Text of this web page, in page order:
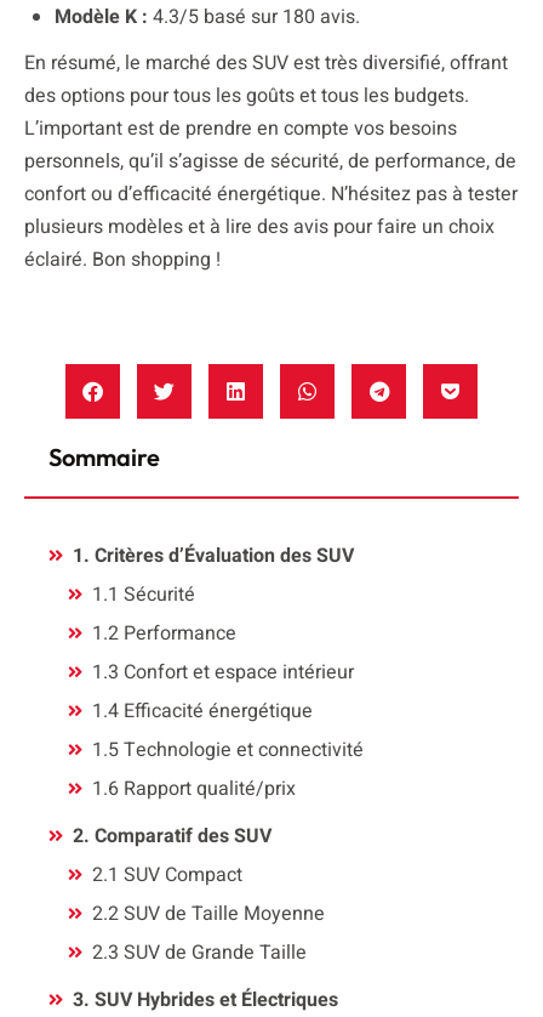
Modèle K : 4.3/5 basé sur 180 avis.
En résumé, le marché des SUV est très diversifié, offrant
des options pour tous les goûts et tous les budgets.
L’important est de prendre en compte vos besoins
personnels, qu’il s’agisse de sécurité, de performance, de
confort ou d’efficacité énergétique. N’hésitez pas à tester
plusieurs modèles et à lire des avis pour faire un choix
éclairé. Bon shopping !
Sommaire
1. Critères d’Évaluation des SUV
1.1 Sécurité
1.2 Performance
1.3 Confort et espace intérieur
1.4 Efficacité énergétique
1.5 Technologie et connectivité
1.6 Rapport qualité/prix
2. Comparatif des SUV
2.1 SUV Compact
2.2 SUV de Taille Moyenne
2.3 SUV de Grande Taille
3. SUV Hybrides et Électriques